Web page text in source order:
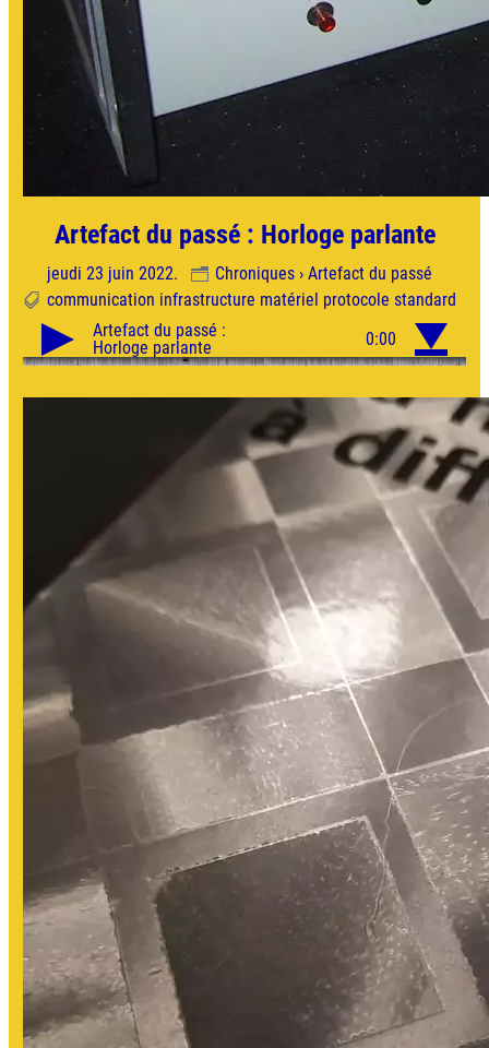
Artefact du passé : Horloge parlante
jeudi 23 juin 2022.
Chroniques › Artefact du passé
communication infrastructure matériel protocole standard